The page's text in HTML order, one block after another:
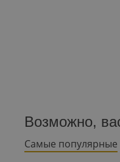
Возможно,
Самые популярные